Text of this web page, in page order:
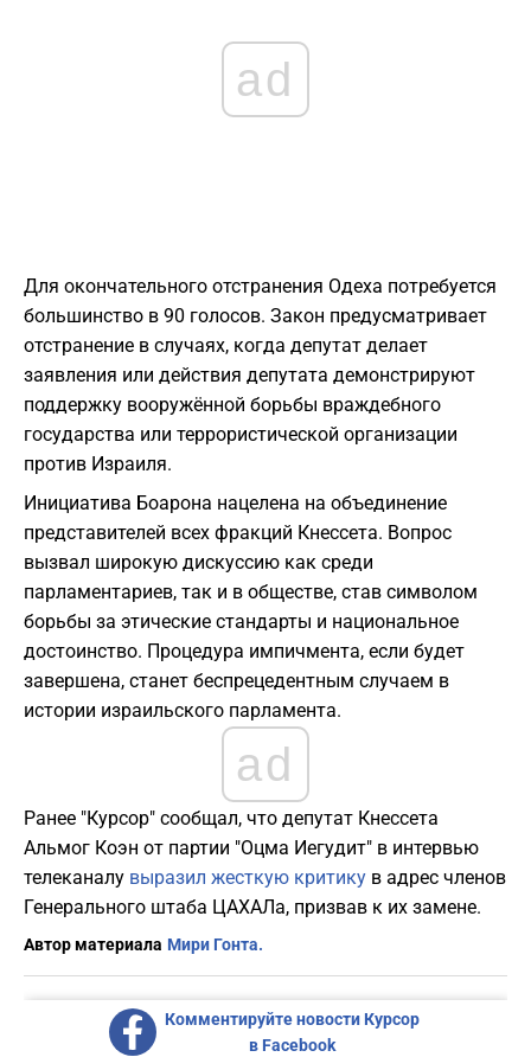
ad
Для окончательного отстранения Одеха потребуется
большинство в 90 голосов. Закон предусматривает
отстранение в случаях, когда депутат делает
заявления или действия депутата демонстрируют
поддержку вооружённой борьбы враждебного
государства или террористической организации
против Израиля.
Инициатива Боарона нацелена на объединение
представителей всех фракций Кнессета. Вопрос
вызвал широкую дискуссию как среди
парламентариев, так и в обществе, став символом
борьбы за этические стандарты и национальное
достоинство. Процедура импичмента, если будет
завершена, станет беспрецедентным случаем в
истории израильского парламента.
ad
Ранее "Курсор" сообщал, что депутат Кнессета
Альмог Коэн от партии "Оцма Иегудит" в интервью
телеканалу выразил жесткую критику в адрес членов
Генерального штаба ЦАХАЛа, призвав к их замене.
Автор материала Мири Гонта.
Комментируйте новости Курсор
в Facebook